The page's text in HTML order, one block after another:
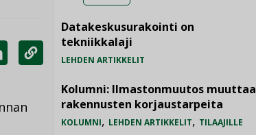
LINKEDINISSÄ
LINKKI
Datakeskusurakointi on
tekniikkalaji
LEHDEN ARTIKKELIT
Kolumni: Ilmastonmuutos muuttaa
rakennusten korjaustarpeita
KOLUMNI, LEHDEN ARTIKKELIT, TILAAJILLE